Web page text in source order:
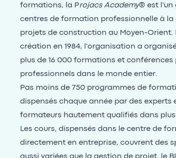
formations, la Projacs Academy® est l'un
centres de formation professionnelle à la
projets de construction au Moyen-Orient.
création en 1984, l'organisation a
plus de 16 000 formations et conférences
professionnels dans le monde entier.
Pas moins de 750 programmes de
dispensés chaque année par des experts
formateurs hautement qualifiés dans plus
Les cours, dispensés dans le centre de
directement en entreprise, couvrent des
aussi variées que la gestion de projet, le